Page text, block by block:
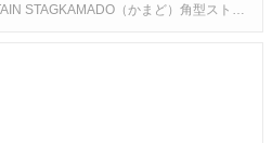
角型ストーブ用 耐熱ガラス窓 20×10㎝［UG-2031］＜キャプテンスタッグ＞